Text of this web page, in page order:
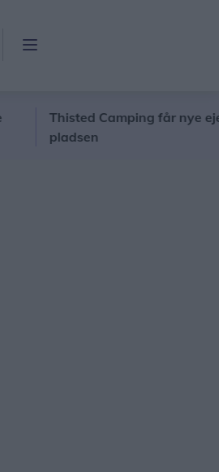
Thisted Camping får nye ejere:
pladsen